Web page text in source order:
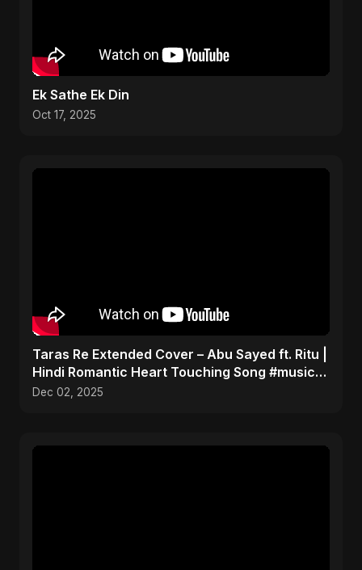
Ek Sathe Ek Din
Oct 17, 2025
Taras Re Extended Cover – Abu Sayed ft. Ritu |
Hindi Romantic Heart Touching Song #music
#trending
Dec 02, 2025